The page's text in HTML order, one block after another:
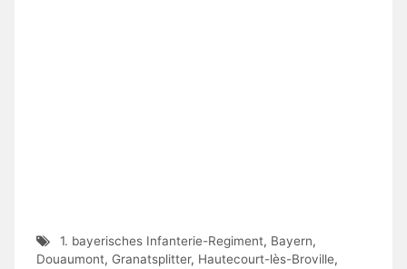
1. bayerisches Infanterie-Regiment, Bayern,
Douaumont, Granatsplitter, Hautecourt-lès-Broville,